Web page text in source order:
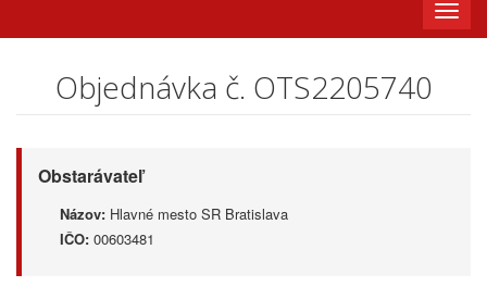
Toggle
Objednávka č. OTS2205740
Obstarávateľ
Názov: Hlavné mesto SR Bratislava
IČO: 00603481